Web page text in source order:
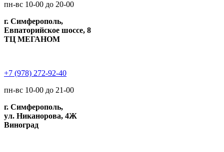
пн-вс 10-00 до 20-00
г. Симферополь,
Евпаторийское шоссе, 8
ТЦ МЕГАНОМ
+7 (978) 272-92-40
пн-вс 10-00 до 21-00
г. Симферополь,
ул. Никанорова, 4Ж
Виноград